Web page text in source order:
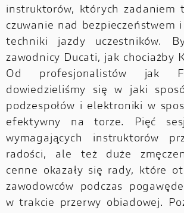
instruktorów, których zadaniem
czuwanie nad bezpieczeństwem
techniki jazdy uczestników.
zawodnicy Ducati, jak chociażby
Od profesjonalistów jak
dowiedzieliśmy się w jaki
podzespołów i elektroniki w
efektywny na torze. Pięć
wymagających instruktorów
radości, ale też duże
cenne okazały się rady, które
zawodowców podczas
w trakcie przerwy obiadowej.